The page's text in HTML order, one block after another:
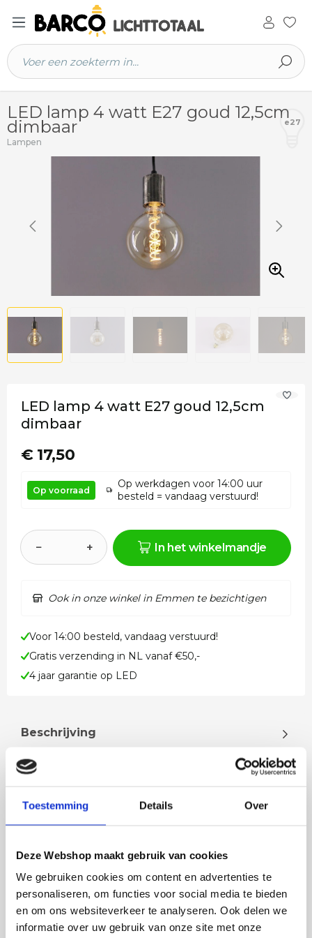
Toestemming Details Over
Deze Webshop maakt gebruik van cookies
We gebruiken cookies om content en advertenties te
personaliseren, om functies voor social media te bieden
en om ons websiteverkeer te analyseren. Ook delen we
informatie over uw gebruik van onze site met onze
hoofdinhoud
LED lamp 4 watt E27 goud 12,5cm
dimbaar
Lampen
e27
LED lamp 4 watt E27 goud 12,5cm
dimbaar
€ 17,50
Op voorraad
Op werkdagen voor 14:00 uur
besteld = vandaag verstuurd!
− + In het winkelmandje
Ook in onze winkel in Emmen te bezichtigen
Voor 14:00 besteld, vandaag verstuurd!
Gratis verzending in NL vanaf €50,-
4 jaar garantie op LED
Beschrijving
LED lamp 4 watt E27 goud 12,5cm dimbaar 2200
kelvin extra warm wit 250 lumen Dimbaar met een
Rian
Anne